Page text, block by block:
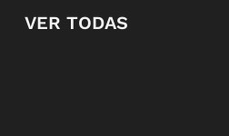
VER TODAS